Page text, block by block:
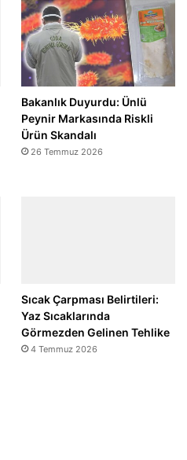
Bakanlık Duyurdu: Ünlü
Peynir Markasında Riskli
Ürün Skandalı
26 Temmuz 2026
Sıcak Çarpması Belirtileri:
Yaz Sıcaklarında
Görmezden Gelinen Tehlike
4 Temmuz 2026